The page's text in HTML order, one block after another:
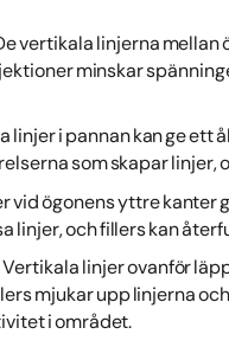
vertikala linjerna
minskar
linjer i pannan kan ge
som skapar linjer,
vid ögonens yttre
linjer, och fillers kan
linjer ovanför
mjukar upp linjerna
i området.